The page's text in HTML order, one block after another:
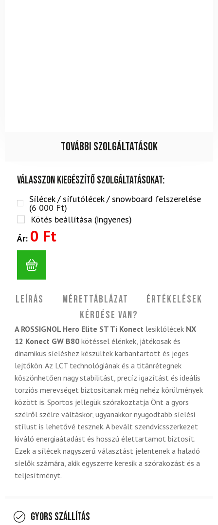
További szolgáltatások
Válasszon kiegészítő szolgáltatásokat:
Sílécek / sífutólécek / snowboard felszerelése
(6 000 Ft)
Kötés beállítása (ingyenes)
Ár: 0 Ft
Leírás Mérettáblázat
Értékelések
Kérdése van?
A ROSSIGNOL Hero Elite ST Ti Konect lesiklólécek NX
12 Konect GW B80 kötéssel élénkek, játékosak és
dinamikus síeléshez készültek karbantartott és jeges
lejtőkön. Az LCT technológiának és a titánrétegnek
köszönhetően nagy stabilitást, precíz igazítást és ideális
torziós merevséget biztosítanak még nehéz körülmények
között is. Sportos jellegük szórakoztatja Önt a gyors
szélről szélre váltáskor, ugyanakkor nyugodtabb síelési
stílust is lehetővé tesznek. A bevált szendvicsszerkezet
kiváló energiaátadást és hosszú élettartamot biztosít.
Ezek a sílécek nagyszerű választást jelentenek a haladó
síelők számára, akik egyszerre keresik a szórakozást és a
teljesítményt.
Gyors szállítás